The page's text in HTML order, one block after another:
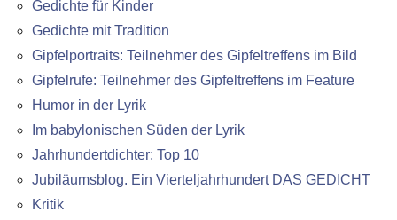
Gedichte für Kinder
Gedichte mit Tradition
Gipfelportraits: Teilnehmer des Gipfeltreffens im Bild
Gipfelrufe: Teilnehmer des Gipfeltreffens im Feature
Humor in der Lyrik
Im babylonischen Süden der Lyrik
Jahrhundertdichter: Top 10
Jubiläumsblog. Ein Vierteljahrhundert DAS GEDICHT
Kritik